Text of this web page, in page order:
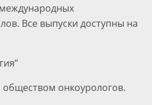
Все выпуски доступны на
обществом онкоурологов.